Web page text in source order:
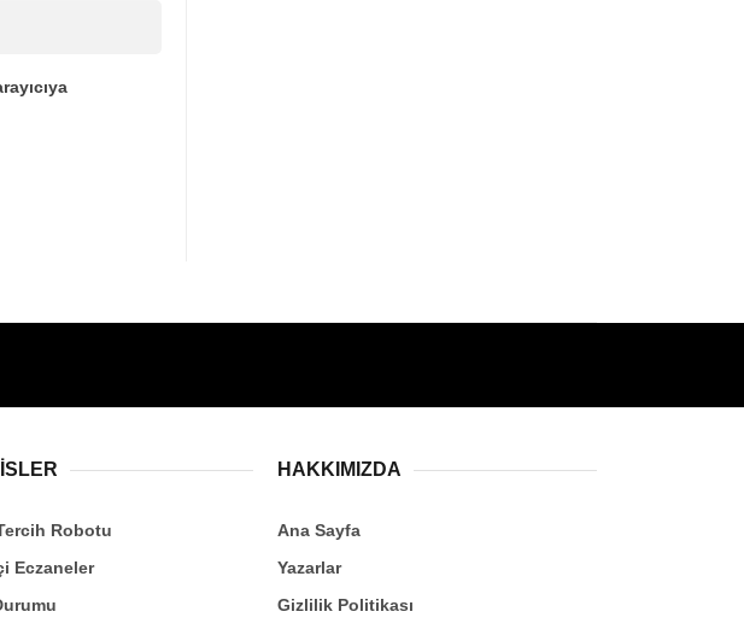
Robotu
Eczaneler
HAKKIMIZDA
Ana Sayfa
Yazarlar
Gizlilik Politikası